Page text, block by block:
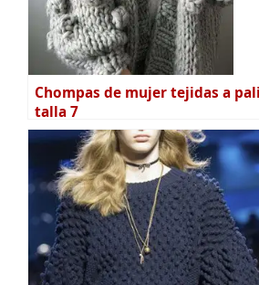
Chompas de mujer tejidas a
talla 7